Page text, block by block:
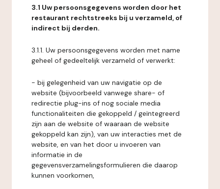
3.1 Uw persoonsgegevens worden door het
restaurant rechtstreeks bij u verzameld, of
indirect bij derden.
3.1.1. Uw persoonsgegevens worden met name
geheel of gedeeltelijk verzameld of verwerkt:
- bij gelegenheid van uw navigatie op de
website (bijvoorbeeld vanwege share- of
redirectie plug-ins of nog sociale media
functionaliteiten die gekoppeld / geïntegreerd
zijn aan de website of waaraan de website
gekoppeld kan zijn), van uw interacties met de
website, en van het door u invoeren van
informatie in de
gegevensverzamelingsformulieren die daarop
kunnen voorkomen,